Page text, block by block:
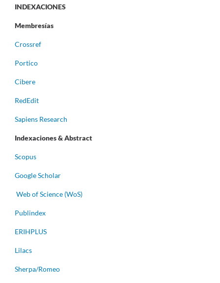
INDEXACIONES
Membresías
Crossref
Portico
Cibere
RedEdit
Sapiens Research
Indexaciones & Abstract
Scopus
Google Scholar
Web of Science (WoS)
Publindex
ERIHPLUS
Lilacs
Sherpa/Romeo